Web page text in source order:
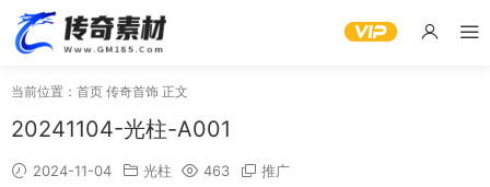
当前位置： 首页 传奇首饰 正文
20241104-光柱-A001
2024-11-04 光柱 463 推广